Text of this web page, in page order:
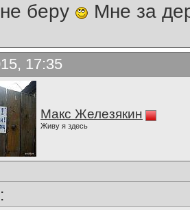
беру Мне за
17:35
Макс Железякин
Живу я здесь